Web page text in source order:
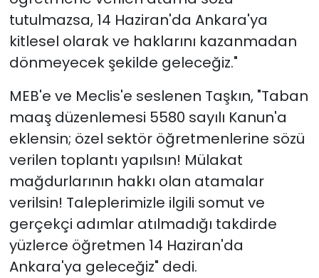
tutulmazsa, 14 Haziran'da Ankara'ya
kitlesel olarak ve haklarını kazanmadan
dönmeyecek şekilde geleceğiz."
MEB'e ve Meclis'e seslenen Taşkın, "Taban
maaş düzenlemesi 5580 sayılı Kanun'a
eklensin; özel sektör öğretmenlerine sözü
verilen toplantı yapılsın! Mülakat
mağdurlarının hakkı olan atamalar
verilsin! Taleplerimizle ilgili somut ve
gerçekçi adımlar atılmadığı takdirde
yüzlerce öğretmen 14 Haziran'da
Ankara'ya geleceğiz" dedi.